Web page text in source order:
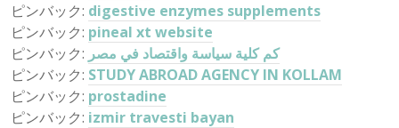
ピンバック: digestive enzymes supplements
ピンバック: pineal xt website
ピンバック: كم كلية سياسة واقتصاد في مصر
ピンバック: STUDY ABROAD AGENCY IN KOLLAM
ピンバック: prostadine
ピンバック: izmir travesti bayan